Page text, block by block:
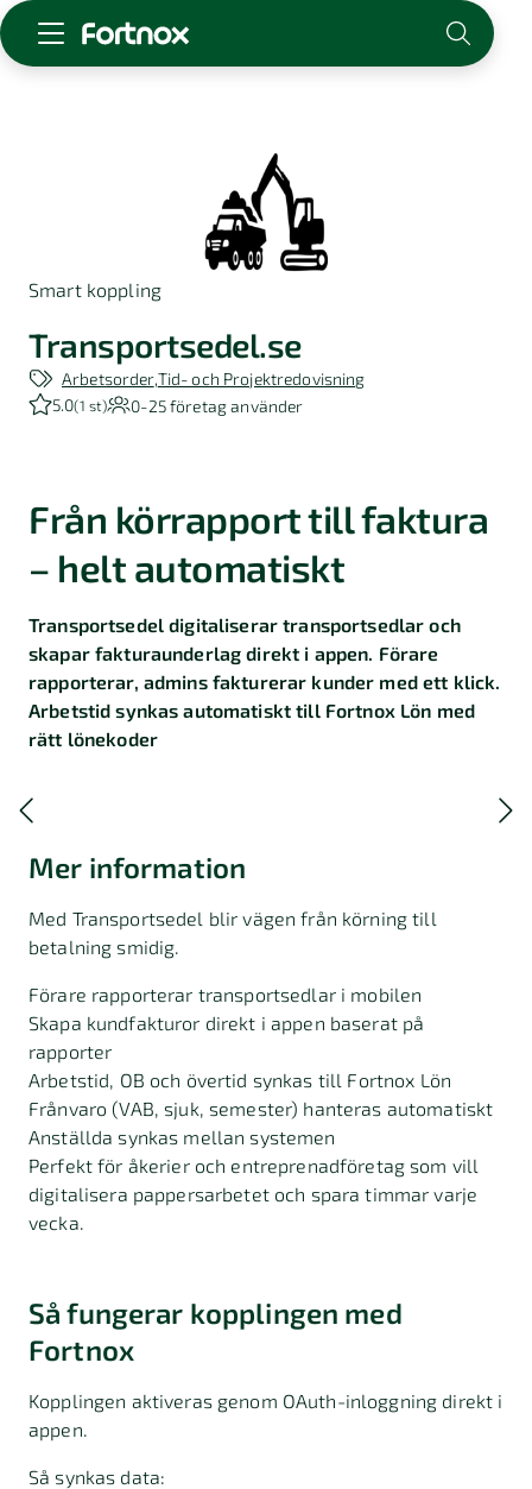
För redovisningsbyrån
Kunskap & inspiration
Logga in
Om Fortnox
Karriär
Kontakt
Smart koppling
Transportsedel.se
Arbetsorder Tid- och Projektredovisning
5.0(1 st) 0-25företag använder
Från körrapport till faktura
– helt automatiskt
Transportsedel digitaliserar transportsedlar och
skapar fakturaunderlag direkt i appen. Förare
rapporterar, admins fakturerar kunder med ett klick.
Arbetstid synkas automatiskt till Fortnox Lön med
rätt lönekoder
Mer information
Med Transportsedel blir vägen från körning till
betalning smidig.
Förare rapporterar transportsedlar i mobilen
Skapa kundfakturor direkt i appen baserat på
rapporter
Arbetstid, OB och övertid synkas till Fortnox Lön
Frånvaro (VAB, sjuk, semester) hanteras automatiskt
Anställda synkas mellan systemen
Perfekt för åkerier och entreprenadföretag som vill
digitalisera pappersarbetet och spara timmar varje
vecka.
Så fungerar kopplingen med
Fortnox
Kopplingen aktiveras genom OAuth-inloggning direkt i
appen.
Så synkas data: